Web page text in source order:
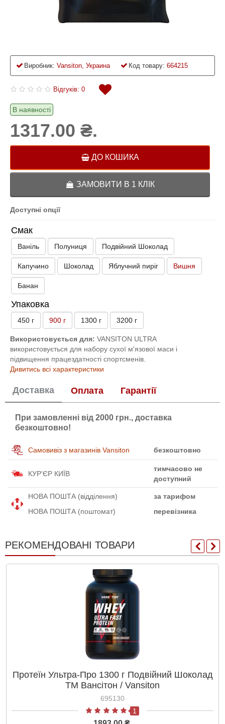
Виробник: Vansiton, Украина Код товару: 664215
Відгуків: 0
В наявності
1317.00 ₴.
ДО КОШИКА
ЗАМОВИТИ В 1 КЛІК
Доступні опції
Смак
Ваніль Полуниця Подвійний Шоколад
Капучино Шоколад Яблучний пиріг Вишня
Банан
Упаковка
450 г 900 г 1300 г 3200 г
Використовується для: VANSITON ULTRA
використовується для набору сухої м'язової маси і
підвищення працездатності спортсменів.
Дивитись всі характеристики
Доставка Оплата Гарантії
При замовленні від 2000 грн., доставка
безкоштовно!
Самовивіз з магазинів Vansiton безкоштовно
КУР'ЄР КИЇВ
тимчасово не
доступний
НОВА ПОШТА (відділення)
за тарифом
НОВА ПОШТА (поштомат)
перевізника
РЕКОМЕНДОВАНІ ТОВАРИ
Протеїн Ультра-Про 1300 г Подвійний Шоколад
ТМ Вансітон / Vansiton
695130
1